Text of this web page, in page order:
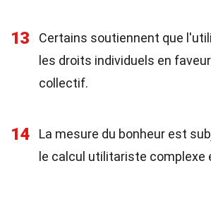
13
Certains soutiennent que
les droits individuels en
collectif.
14
La mesure du bonheur est
le calcul utilitariste complexe